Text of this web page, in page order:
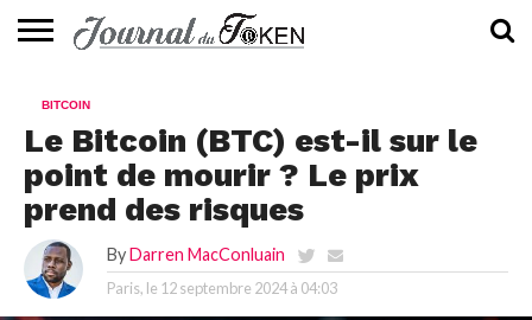
📰
EVALUATION
GUIDE
TENDANCES
À
CONTACTEZ-
BITCOIN
Le Bitcoin (BTC) est-il sur le
point de mourir ? Le prix
prend des risques
By Darren MacConluain
Paris, le 12 septembre 2024 à 04:03